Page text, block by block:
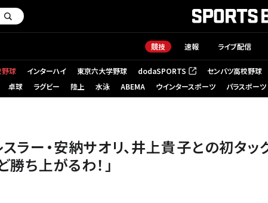
競技 速報 ライブ配信
野球 インターハイ 東京六大学野球 dodaSPORTS
（新しいタブで開く） センバツ高校野球
卓球 ラグビー 陸上 水泳 ABEMA ウインタースポーツ パラスポーツ
ラー・安納サオリ、井上貴子との初タ
勝ち上がるわ！」